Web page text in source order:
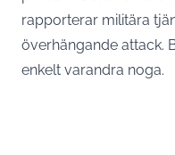
rapporterar militära
överhängande attack.
enkelt varandra noga.